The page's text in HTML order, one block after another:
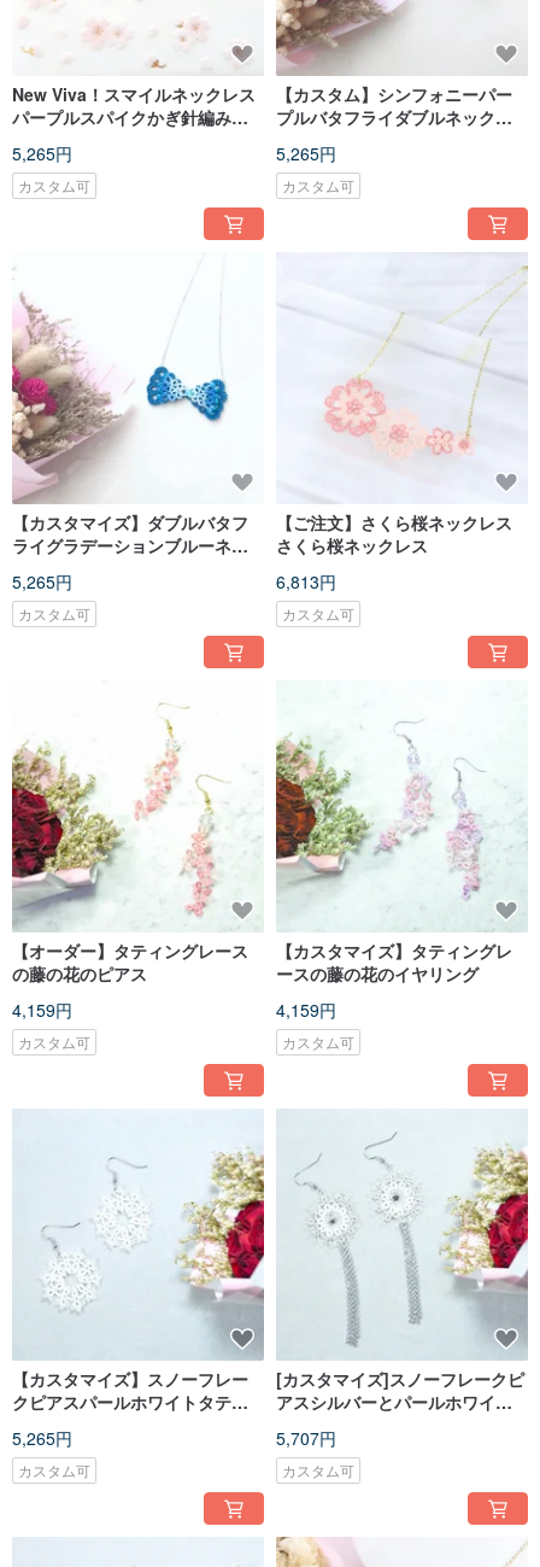
New Viva！スマイルネックレス
パープルスパイクかぎ針編みフ
クラック
5,265円
カスタム可
【カスタム】シンフォニーパー
プルバタフライダブルネックレ
5,265円
カスタム可
【カスタマイズ】ダブルバタフ
ライグラデーションブルーネッ
5,265円
カスタム可
【ご注文】さくら桜ネックレス
さくら桜ネックレス
6,813円
カスタム可
【オーダー】タティングレース
の藤の花のピアス
4,159円
カスタム可
【カスタマイズ】タティングレ
ースの藤の花のイヤリング
4,159円
カスタム可
【カスタマイズ】スノーフレー
クピアスパールホワイトタティ
5,265円
カスタム可
[カスタマイズ]スノーフレークピ
アスシルバーとパールホワイト
ス
5,707円
カスタム可